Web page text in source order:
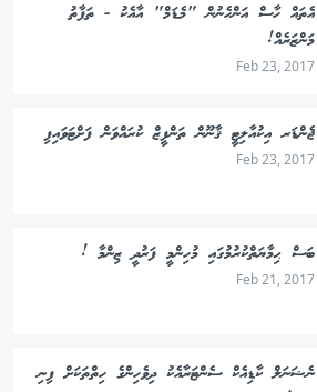
އެތައް ހާސް އަންހެނުން "މެޑަމް" އާއެކު - ތަފާތު
މަންޒަރެއް!
Feb 23, 2017
ޖެންޑަރ އިކުއާލިޓީ ޤާނޫން ތަންފީޒް ކުރައްވަން ފަށްޓަވައިފި
Feb 23, 2017
ބަސް ޙިމާޔަތްކުރުމުގައި މުހިންމީ ފަރުދީ ޒިންމާ !
Feb 21, 2017
ނެޝަނަލް ކާޑިއެކް ސެންޓަރާއެކު ދިވެހިންގެ ހިތްތަކަށް ފިނި